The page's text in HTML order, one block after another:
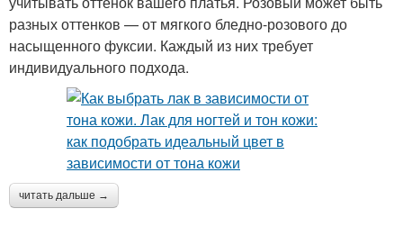
разных оттенков — от мягкого бледно-розового до
насыщенного фуксии. Каждый из них требует
индивидуального подхода.
читать дальше →